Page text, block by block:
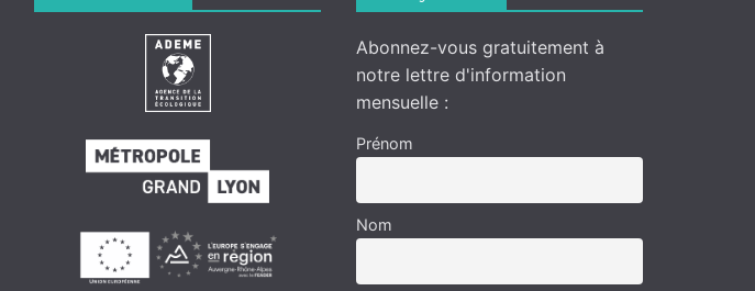
Abonnez-vous gratuitement à
notre lettre d'information
mensuelle :
Prénom
Nom